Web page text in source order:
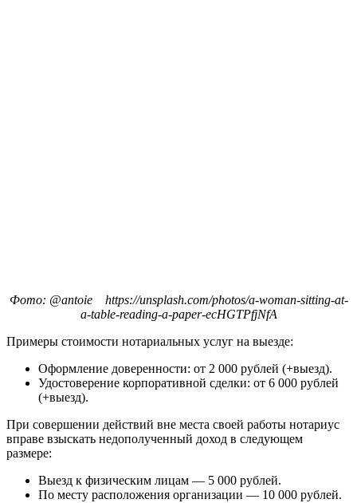
Фото: @antoie https://unsplash.com/photos/a-woman-sitting-at-
a-table-reading-a-paper-ecHGTPfjNfA
Примеры стоимости нотариальных услуг на выезде:
Оформление доверенности: от 2 000 рублей (+выезд).
Удостоверение корпоративной сделки: от 6 000 рублей
(+выезд).
При совершении действий вне места своей работы нотариус
вправе взыскать недополученный доход в следующем
размере:
Выезд к физическим лицам — 5 000 рублей.
По месту расположения организации — 10 000 рублей.